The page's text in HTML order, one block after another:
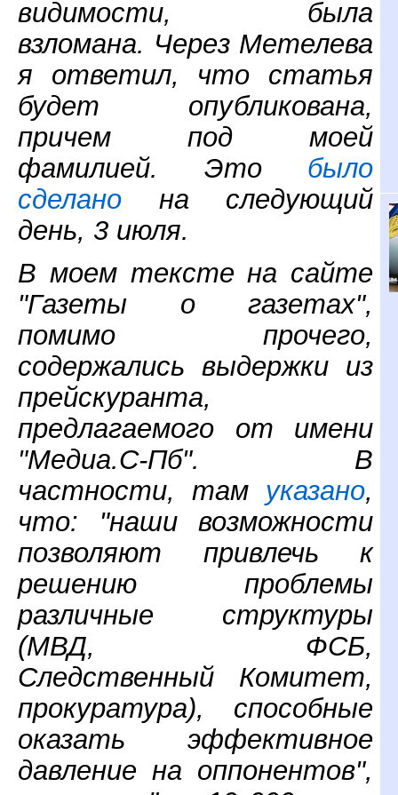
видимости, была
взломана. Через Метелева
я ответил, что статья
будет опубликована,
причем под моей
фамилией. Это было
сделано на следующий
день, 3 июля.
В моем тексте на сайте
"Газеты о газетах",
помимо прочего,
содержались выдержки из
прейскуранта,
предлагаемого от имени
"Медиа.С-Пб". В
частности, там указано,
что: "наши возможности
позволяют привлечь к
решению проблемы
различные структуры
(МВД, ФСБ,
Следственный Комитет,
прокуратура), способные
оказать эффективное
давление на оппонентов",